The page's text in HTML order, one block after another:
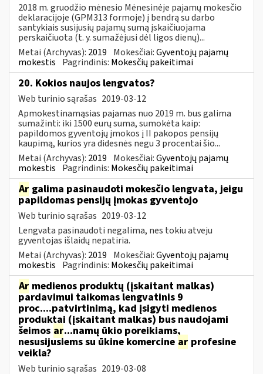
2018 m. gruodžio mėnesio Mėnesinėje pajamų mokesčio
deklaracijoje (GPM313 formoje) į bendrą su darbo
santykiais susijusių pajamų sumą įskaičiuojama
perskaičiuota (t. y. sumažėjusi dėl ligos dienų)...
Metai (Archyvas): 2019 Mokesčiai:Gyventojų pajamų
mokestis Pagrindinis: Mokesčių pakeitimai
20. Kokios naujos lengvatos?
Web turinio sąrašas 2019-03-12
Apmokestinamąsias pajamas nuo 2019 m. bus galima
sumažinti: iki 1500 eurų suma, sumokėta kaip:
papildomos gyventojų įmokos į II pakopos pensijų
kaupimą, kurios yra didesnės negu 3 procentai šio...
Metai (Archyvas): 2019 Mokesčiai:Gyventojų pajamų
mokestis Pagrindinis: Mokesčių pakeitimai
Ar galima pasinaudoti mokesčio lengvata, jeigu
papildomas pensijų įmokas gyventojo
Web turinio sąrašas 2019-03-12
Lengvata pasinaudoti negalima, nes tokiu atveju
gyventojas išlaidų nepatiria.
Metai (Archyvas): 2019 Mokesčiai:Gyventojų pajamų
mokestis Pagrindinis: Mokesčių pakeitimai
Ar medienos produktų (įskaitant malkas)
pardavimui taikomas lengvatinis 9
proc....patvirtinimą, kad įsigyti medienos
produktai (įskaitant malkas) bus naudojami
šeimos ar...namų ūkio poreikiams,
nesusijusiems su ūkine komercine ar profesine
veikla?
Web turinio sąrašas 2019-03-08